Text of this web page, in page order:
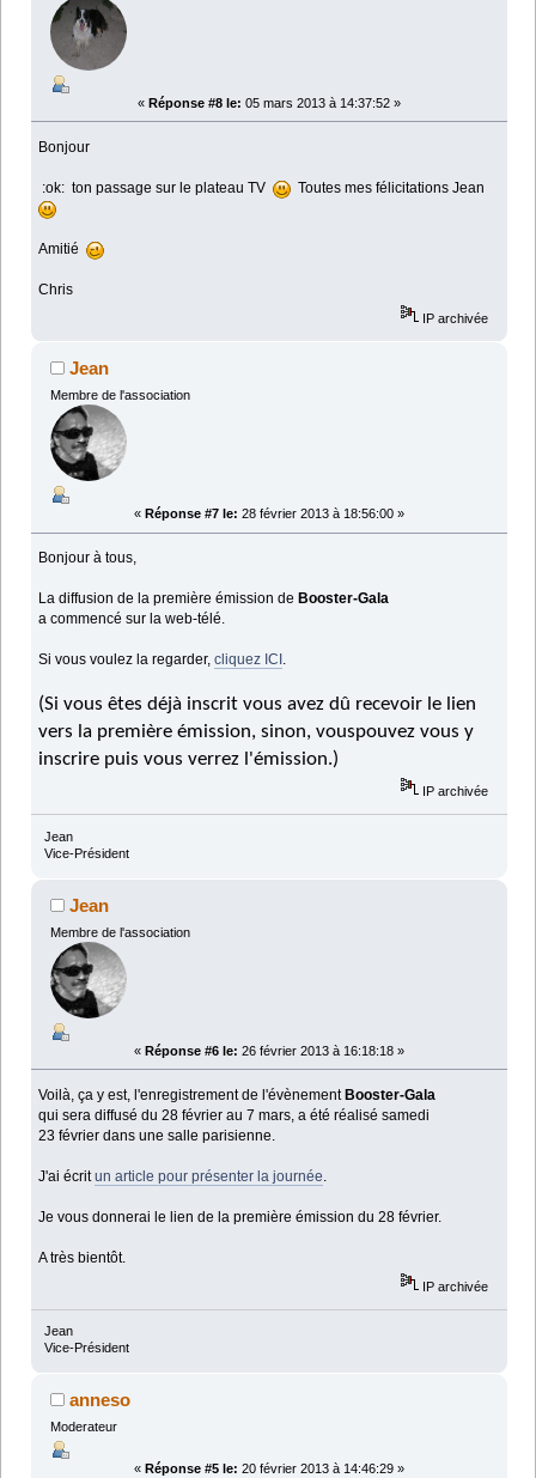
« Réponse #8 le: 05 mars 2013 à 14:37:52 »
Bonjour
:ok: ton passage sur le plateau TV Toutes mes félicitations Jean
Amitié
Chris
IP archivée
Jean
Membre de l'association
« Réponse #7 le: 28 février 2013 à 18:56:00 »
Bonjour à tous,
La diffusion de la première émission de Booster-Gala
a commencé sur la web-télé.
Si vous voulez la regarder,cliquez ICI .
(Si vous êtes déjà inscrit vous avez dû recevoir le lien
vers la première émission, sinon, vouspouvez vous y
inscrire puis vous verrez l'émission.)
IP archivée
Jean
Vice-Président
Jean
Membre de l'association
« Réponse #6 le: 26 février 2013 à 16:18:18 »
Voilà, ça y est, l'enregistrement de l'évènementBooster-Gala
qui sera diffusé du 28 février au 7 mars, a été réalisé samedi
23 février dans une salle parisienne.
J'ai écritun article pour présenter la journée
Je vous donnerai le lien de la première émission du 28 février.
A très bientôt.
IP archivée
Jean
Vice-Président
anneso
Moderateur
« Réponse #5 le: 20 février 2013 à 14:46:29 »